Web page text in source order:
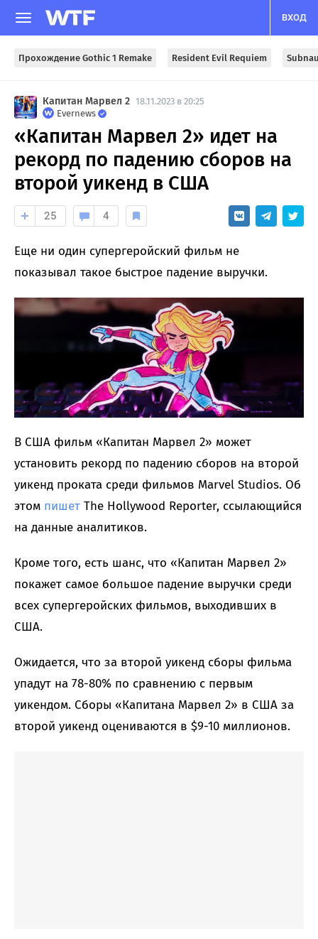
ВХОД
Прохождение Gothic 1 Remake Resident Evil Requiem
Капитан Марвел 2 18.11.2023 в 20:25
Evernews
«Капитан Марвел 2» идет на
рекорд по падению сборов на
второй уикенд в США
25 4
Еще ни один супергеройский фильм не
показывал такое быстрое падение выручки.
В США фильм «Капитан Марвел 2» может
установить рекорд по падению сборов на второй
уикенд проката среди фильмов Marvel Studios. Об
этом пишет The Hollywood Reporter, ссылающийся
на данные аналитиков.
Кроме того, есть шанс, что «Капитан Марвел 2»
покажет самое большое падение выручки среди
всех супергеройских фильмов, выходивших в
США.
Ожидается, что за второй уикенд сборы фильма
упадут на 78-80% по сравнению с первым
уикендом. Сборы «Капитана Марвел 2» в США за
второй уикенд оцениваются в $9-10 миллионов.